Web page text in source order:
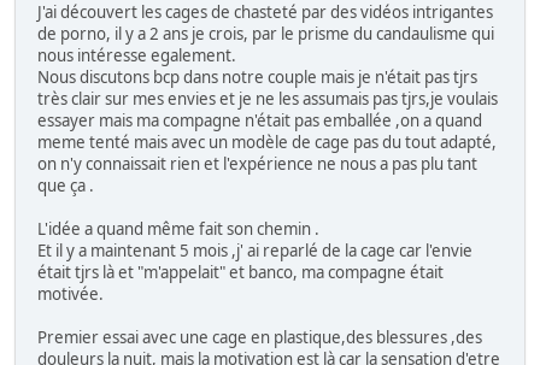
J'ai découvert les cages de chasteté par des vidéos intrigantes
de porno, il y a 2 ans je crois, par le prisme du candaulisme qui
nous intéresse egalement.
Nous discutons bcp dans notre couple mais je n'était pas tjrs
très clair sur mes envies et je ne les assumais pas tjrs,je voulais
essayer mais ma compagne n'était pas emballée ,on a quand
meme tenté mais avec un modèle de cage pas du tout adapté,
on n'y connaissait rien et l'expérience ne nous a pas plu tant
que ça .
L'idée a quand même fait son chemin .
Et il y a maintenant 5 mois ,j' ai reparlé de la cage car l'envie
était tjrs là et "m'appelait" et banco, ma compagne était
motivée.
Premier essai avec une cage en plastique,des blessures ,des
douleurs la nuit, mais la motivation est là car la sensation d'etre